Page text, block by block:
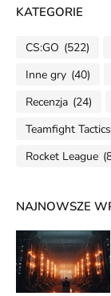
KATEGORIE
CS:GO (522)
Inne gry (40)
Recenzja (24)
Teamfight Tactics
Rocket League
NAJNOWSZE